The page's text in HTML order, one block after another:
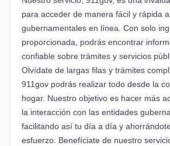
para acceder de manera fácil y rápida
gubernamentales en línea. Con solo
proporcionada, podrás encontrar
confiable sobre trámites y servicios
Olvídate de largas filas y trámites
911gov podrás realizar todo desde la
hogar. Nuestro objetivo es hacer más
la interacción con las entidades
facilitando así tu día a día y
esfuerzo. Benefíciate de nuestro